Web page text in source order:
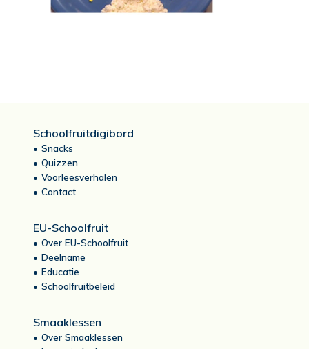
Schoolfruitdigibord
Snacks
Quizzen
Voorleesverhalen
Contact
EU-Schoolfruit
Over EU-Schoolfruit
Deelname
Educatie
Schoolfruitbeleid
Smaaklessen
Over Smaaklessen